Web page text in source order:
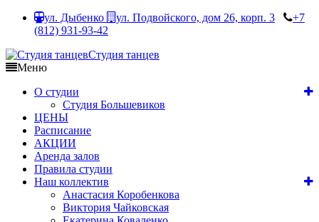
ул. Дыбенко ул. Подвойского, дом 26, корп. 3
+7
(812) 931-93-42
Студия танцев
Меню
О студии
Студия Большевиков
ЦЕНЫ
Расписание
АКЦИИ
Аренда залов
Правила студии
Наш коллектив
Анастасия Коробенкова
Виктория Чайковская